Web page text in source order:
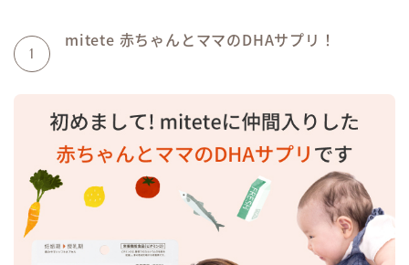
1
mitete 赤ちゃんとママのDHAサプリ！